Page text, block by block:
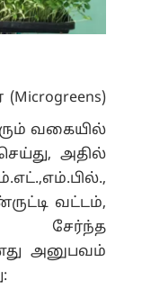
வகையில்
அதில்
வட்டம்,
சேர்ந்த
அனுபவம்